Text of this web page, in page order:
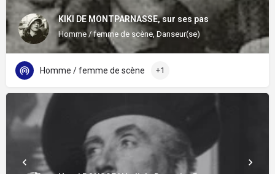
KIKI DE MONTPARNASSE, sur ses pas
Homme / femme de scène, Danseur(se)
Homme / femme de scène +1